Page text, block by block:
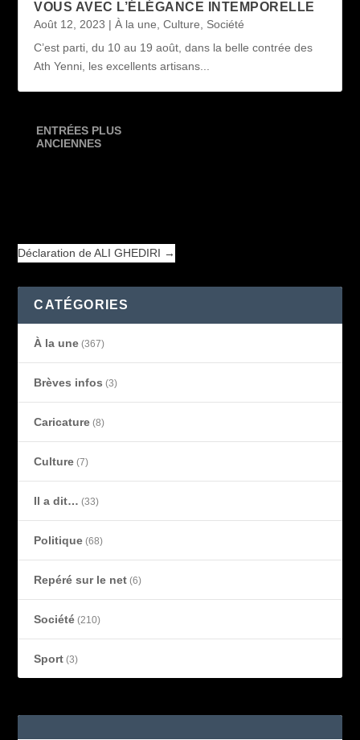
VOUS AVEC L’ÉLÉGANCE INTEMPORELLE
Août 12, 2023 |À la une ,Culture
Société
C’est parti, du 10 au 19 août, dans la belle contrée des
Ath Yenni, les excellents artisans...
ENTRÉES PLUS
ANCIENNES
Déclaration de ALI GHEDIRI →
CATÉGORIES
À la une (367)
Brèves infos (3)
Caricature (8)
Culture (7)
Il a dit… (33)
Politique (68)
Repéré sur le net (6)
Société (210)
Sport (3)